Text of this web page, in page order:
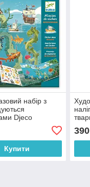
набір з
Djeco
в морі DJ08953
Купити
390